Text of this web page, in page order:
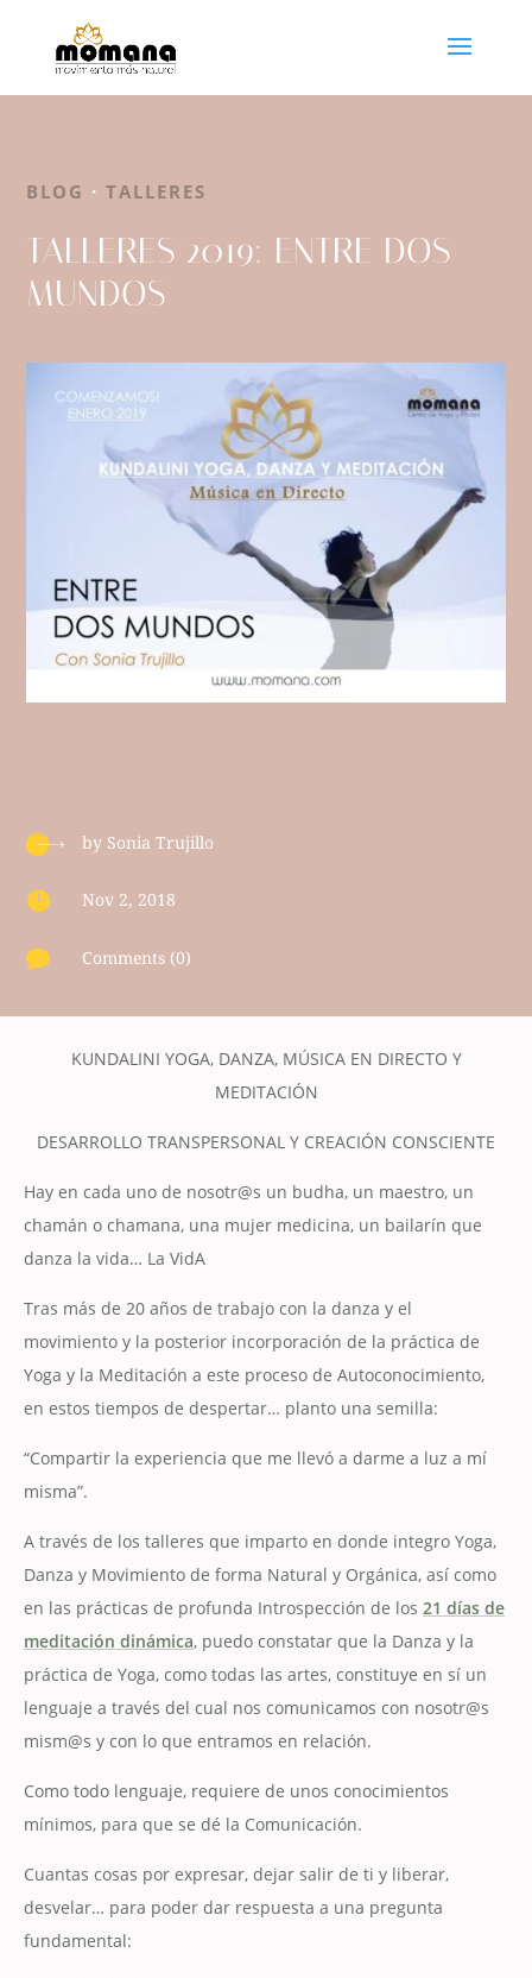
BLOG ·TALLERES
TALLERES 2019: ENTRE DOS
MUNDOS
by Sonia Trujillo
 Nov 2, 2018
 Comments (0)
KUNDALINI YOGA, DANZA, MÚSICA EN DIRECTO Y
MEDITACIÓN
DESARROLLO TRANSPERSONAL Y CREACIÓN CONSCIENTE
Hay en cada uno de nosotr@s un budha, un maestro, un
chamán o chamana, una mujer medicina, un bailarín que
danza la vida… La VidA
Tras más de 20 años de trabajo con la danza y el
movimiento y la posterior incorporación de la práctica de
Yoga y la Meditación a este proceso de Autoconocimiento,
en estos tiempos de despertar… planto una semilla:
“Compartir la experiencia que me llevó a darme a luz a mí
misma”.
A través de los talleres que imparto en donde integro Yoga,
Danza y Movimiento de forma Natural y Orgánica, así como
en las prácticas de profunda Introspección de los 21 días de
meditación dinámica, puedo constatar que la Danza y la
práctica de Yoga, como todas las artes, constituye en sí un
lenguaje a través del cual nos comunicamos con nosotr@s
mism@s y con lo que entramos en relación.
Como todo lenguaje, requiere de unos conocimientos
mínimos, para que se dé la Comunicación.
Cuantas cosas por expresar, dejar salir de ti y liberar,
desvelar… para poder dar respuesta a una pregunta
fundamental: